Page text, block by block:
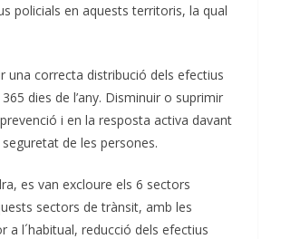
policials en aquests territoris, la qual
una correcta distribució dels efectius
dies de l’any. Disminuir o suprimir
i en la resposta activa davant
de les persones.
es van excloure els 6 sectors
sectors de trànsit, amb les
a l´habitual, reducció dels efectius